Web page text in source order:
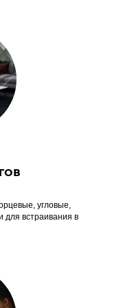
угловые,
для встраивания в